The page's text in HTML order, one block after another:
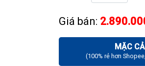
Giá bán:
MẶC
(100% rẻ hơn